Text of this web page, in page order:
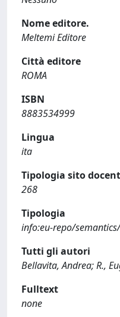
Nome editore.
Meltemi Editore
Città editore
ROMA
ISBN
8883534999
Lingua
ita
Tipologia sito
268
Tipologia
info:eu-repo/
Tutti gli autori
Bellavita, Andrea; R.,
Fulltext
none